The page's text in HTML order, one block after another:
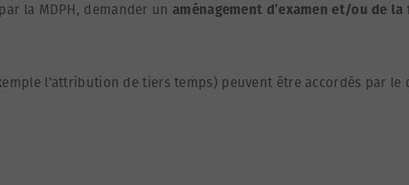
la MDPH, demander un aménagement d’examen et/ou de
l’attribution de tiers temps) peuvent être accordés par le